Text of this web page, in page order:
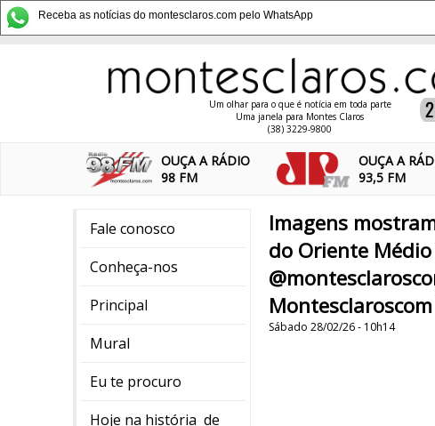
Receba as notícias do montesclaros.com pelo WhatsApp
Um olhar para o que é notícia em toda parte
Uma janela para Montes Claros
(38) 3229-9800
OUÇA A RÁDIO
98 FM
OUÇA A
93,5 FM
Fale conosco
Conheça-nos
Principal
Mural
Eu te procuro
Hoje na história de
Imagens
do Oriente
Sábado 28/02/26 - 10h14